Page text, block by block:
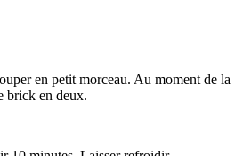
en petit morceau. Au moment de la
brick en deux.